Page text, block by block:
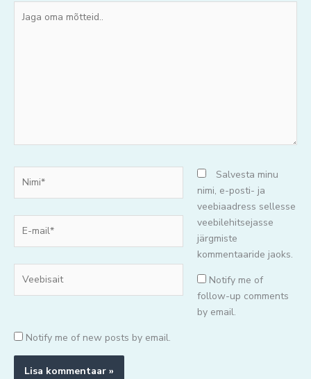
oma
mail*
Salvesta minu
nimi, e-posti- ja
veebiaadress sellesse
veebilehitsejasse
järgmiste
kommentaaride jaoks.
Notify me of
follow-up comments
by email.
Notify me of new posts by email.